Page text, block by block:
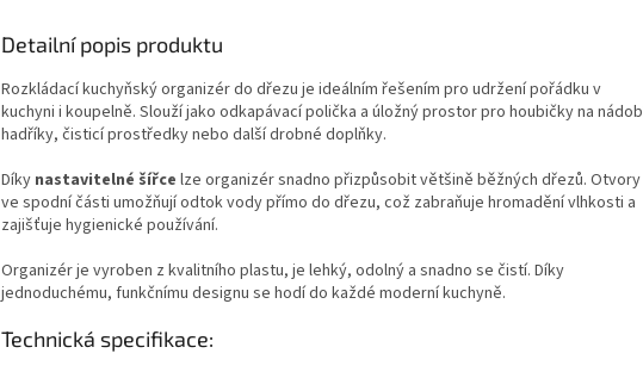
Detailní popis produktu
Rozkládací kuchyňský organizér do dřezu je ideálním řešením pro udržení pořádku v
kuchyni i koupelně. Slouží jako odkapávací polička a úložný prostor pro houbičky na
hadříky, čisticí prostředky nebo další drobné doplňky.
Díky nastavitelné šířce lze organizér snadno přizpůsobit většině běžných dřezů. Otvory
ve spodní části umožňují odtok vody přímo do dřezu, což zabraňuje hromadění vlhkosti a
zajišťuje hygienické používání.
Organizér je vyroben z kvalitního plastu, je lehký, odolný a snadno se čistí. Díky
jednoduchému, funkčnímu designu se hodí do každé moderní kuchyně.
Technická specifikace: